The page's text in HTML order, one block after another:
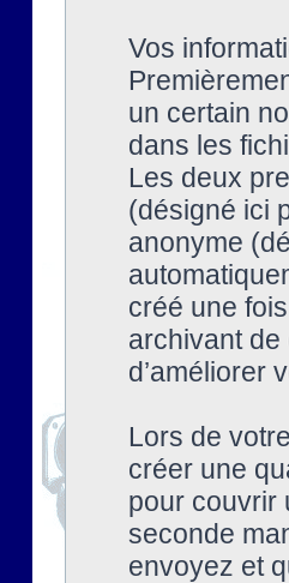
Vos
un certain
dans les
Les deux
(désigné ici
anonyme
créé une
archivant
d’améliorer
Lors de
créer une
pour couvrir
seconde
envoyez et